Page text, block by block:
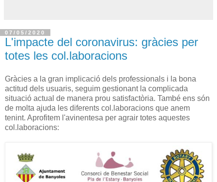
07/05/2020
L'impacte del coronavirus: gràcies per
totes les col.laboracions
Gràcies a la gran implicació dels professionals i la bona
actitud dels usuaris, seguim gestionant la complicada
situació actual de manera prou satisfactòria. També ens són
de molta ajuda les diferents col.laboracions que anem
tenint. Aprofitem l'avinentesa per agrair totes aquestes
col.laboracions: